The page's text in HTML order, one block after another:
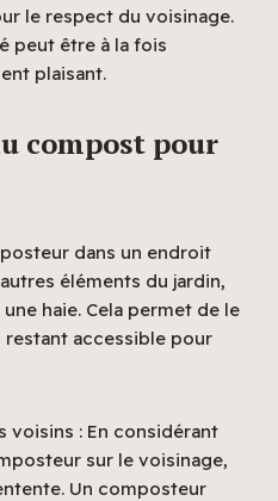
le respect du voisinage.
peut être à la fois
plaisant.
compost pour
dans un endroit
éléments du jardin,
haie. Cela permet de le
accessible pour
voisins : En considérant
sur le voisinage,
Un composteur